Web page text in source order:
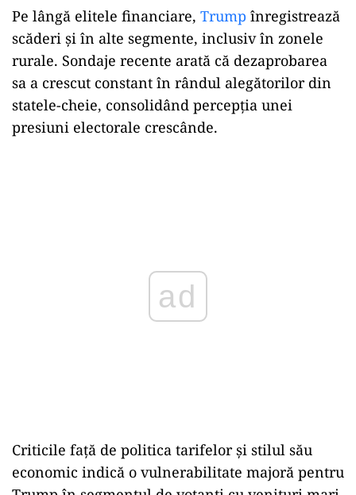
Pe lângă elitele financiare, Trump înregistrează
scăderi și în alte segmente, inclusiv în zonele
rurale. Sondaje recente arată că dezaprobarea
sa a crescut constant în rândul alegătorilor din
statele-cheie, consolidând percepția unei
presiuni electorale crescânde.
ad
Criticile față de politica tarifelor și stilul său
economic indică o vulnerabilitate majoră pentru